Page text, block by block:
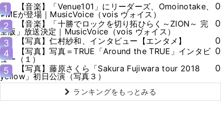
1
【音楽】「Venue101」にリーダーズ、Omoinotake、
≠MEが登場｜MusicVoice（vois ヴォイス）
0
2
【音楽】「十勝でロックを切り拓ひらく～ZION～ 完
全版」放送決定｜MusicVoice（vois ヴォイス）
0
3
【写真】仁村紗和、インタビュー【エンタメ】
0
4
【写真】写真＝TRUE「Around the TRUE」インタビ
ュー（１）
0
5
【写真】藤原さくら「Sakura Fujiwara tour 2018
yellow」初日公演（写真３）
0
ランキングをもっとみる